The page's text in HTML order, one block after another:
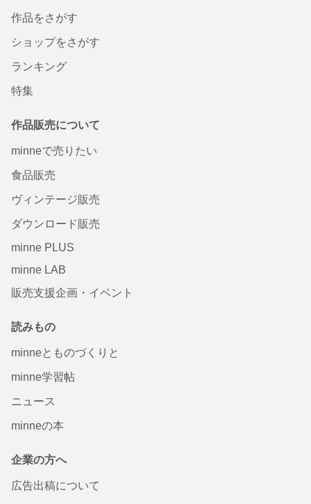
作品をさがす
ショップをさがす
ランキング
特集
作品販売について
minneで売りたい
食品販売
ヴィンテージ販売
ダウンロード販売
minne PLUS
minne LAB
販売支援企画・イベント
読みもの
minneとものづくりと
minne学習帖
ニュース
minneの本
企業の方へ
広告出稿について